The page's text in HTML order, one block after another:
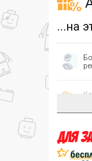
...на
...на